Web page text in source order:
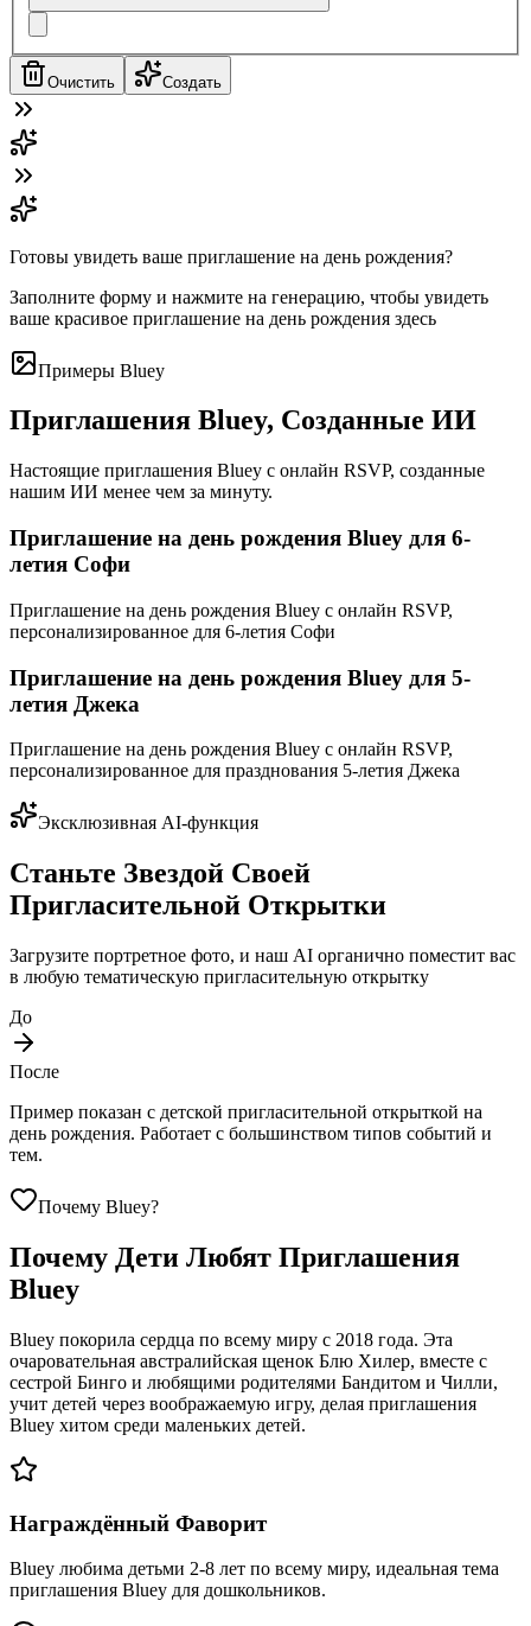
Очистить Создать
Готовы увидеть ваше приглашение на день рождения?
Заполните форму и нажмите на генерацию, чтобы увидеть
ваше красивое приглашение на день рождения здесь
Примеры Bluey
Приглашения Bluey, Созданные ИИ
Настоящие приглашения Bluey с онлайн RSVP, созданные
нашим ИИ менее чем за минуту.
Приглашение на день рождения Bluey для 6-
летия Софи
Приглашение на день рождения Bluey с онлайн RSVP,
персонализированное для 6-летия Софи
Приглашение на день рождения Bluey для 5-
летия Джека
Приглашение на день рождения Bluey с онлайн RSVP,
персонализированное для празднования 5-летия Джека
Эксклюзивная AI-функция
Станьте Звездой Своей
Пригласительной Открытки
Загрузите портретное фото, и наш AI органично поместит вас
в любую тематическую пригласительную открытку
До
После
Пример показан с детской пригласительной открыткой на
день рождения. Работает с большинством типов событий и
тем.
Почему Bluey?
Почему Дети Любят Приглашения
Bluey
Bluey покорила сердца по всему миру с 2018 года. Эта
очаровательная австралийская щенок Блю Хилер, вместе с
сестрой Бинго и любящими родителями Бандитом и Чилли,
учит детей через воображаемую игру, делая приглашения
Bluey хитом среди маленьких детей.
Награждённый Фаворит
Bluey любима детьми 2-8 лет по всему миру, идеальная тема
приглашения Bluey для дошкольников.